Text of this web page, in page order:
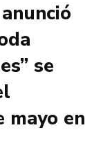
se
mayo en